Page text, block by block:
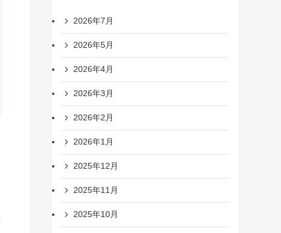
2026年7月
2026年5月
2026年4月
2026年3月
2026年2月
2026年1月
2025年12月
2025年11月
2025年10月